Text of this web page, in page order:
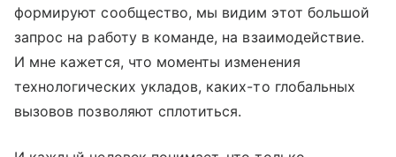
формируют сообщество, мы видим этот большой
запрос на работу в команде, на взаимодействие.
И мне кажется, что моменты изменения
технологических укладов, каких-то глобальных
вызовов позволяют сплотиться.